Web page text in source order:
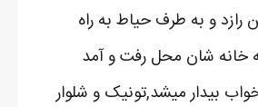
رازد و به طرف حیاط به راه
خانه شان محل رفت و آمد
بیدار میشد,تونیک و شلوار